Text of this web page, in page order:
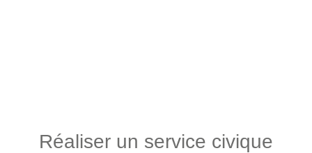
Réaliser un service civique